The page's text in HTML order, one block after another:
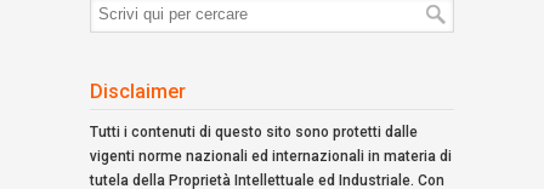
Termini
ricerca:
Disclaimer
Tutti i contenuti di questo sito sono protetti dalle
vigenti norme nazionali ed internazionali in materia di
tutela della Proprietà Intellettuale ed Industriale. Con